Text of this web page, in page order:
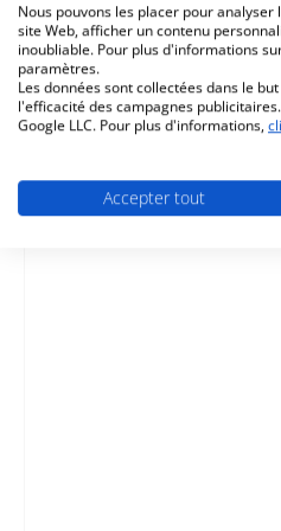
Nous pouvons les placer pour
site Web, afficher un contenu
inoubliable. Pour plus d'informations
paramètres.
Les données sont collectées dans le
l'efficacité des campagnes
Google LLC. Pour plus d'informations,
Accepter tout